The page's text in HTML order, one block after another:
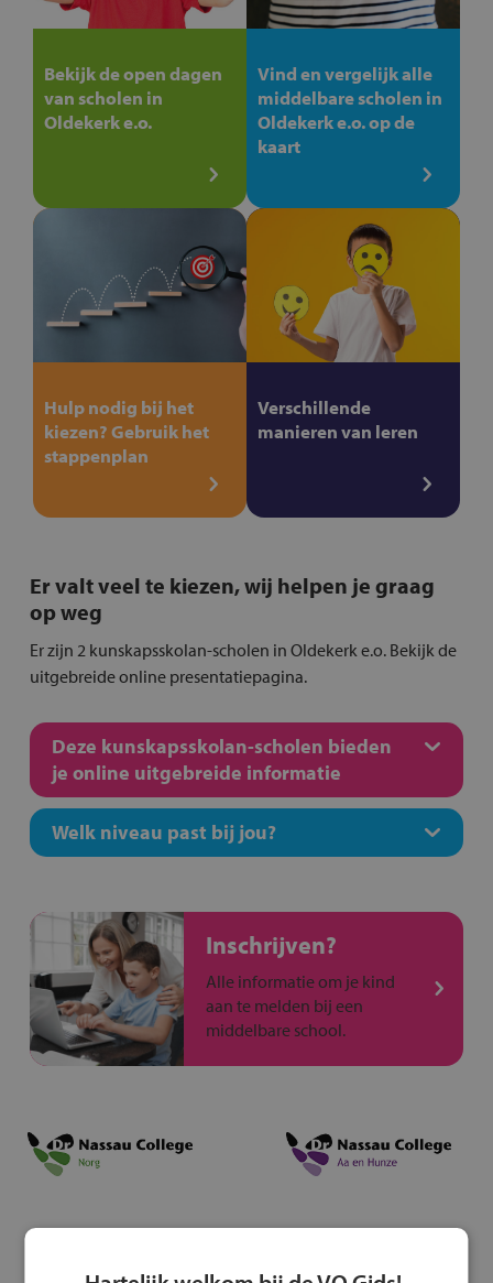
Bekijk de open dagen
van scholen in
Oldekerk e.o.
Vind en vergelijk alle
middelbare scholen in
Oldekerk e.o. op de
kaart
Hulp nodig bij het
kiezen? Gebruik het
stappenplan
Verschillende
manieren van leren
Er valt veel te kiezen, wij helpen je graag
op weg
Er zijn 2 kunskapsskolan-scholen in Oldekerk e.o. Bekijk de
uitgebreide online presentatiepagina.
Deze kunskapsskolan-scholen bieden
je online uitgebreide informatie
Welk niveau past bij jou?
Inschrijven?
Alle informatie om je kind
aan te melden bij een
middelbare school.